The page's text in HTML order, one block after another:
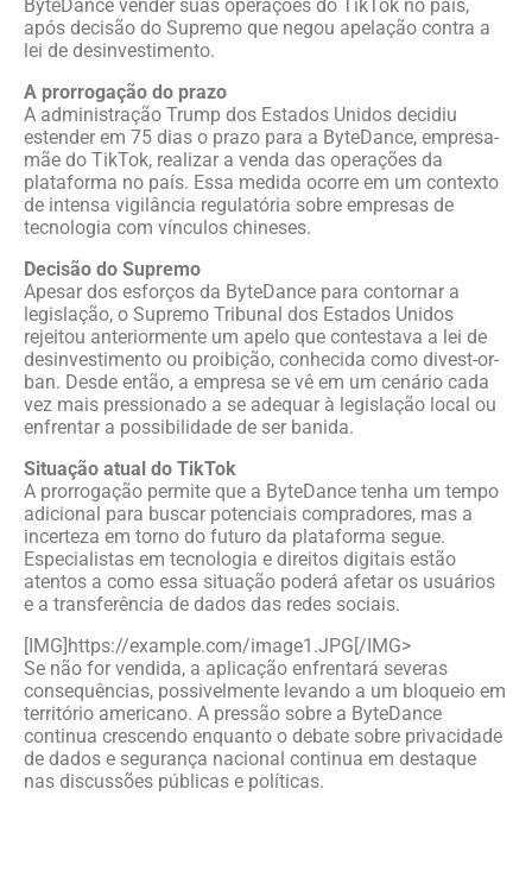
ByteDance vender suas operações do TikTok no país,
após decisão do Supremo que negou apelação contra a
lei de desinvestimento.
A prorrogação do prazo
A administração Trump dos Estados Unidos decidiu
estender em 75 dias o prazo para a ByteDance, empresa-
mãe do TikTok, realizar a venda das operações da
plataforma no país. Essa medida ocorre em um contexto
de intensa vigilância regulatória sobre empresas de
tecnologia com vínculos chineses.
Decisão do Supremo
Apesar dos esforços da ByteDance para contornar a
legislação, o Supremo Tribunal dos Estados Unidos
rejeitou anteriormente um apelo que contestava a lei de
desinvestimento ou proibição, conhecida como divest-or-
ban. Desde então, a empresa se vê em um cenário cada
vez mais pressionado a se adequar à legislação local ou
enfrentar a possibilidade de ser banida.
Situação atual do TikTok
A prorrogação permite que a ByteDance tenha um tempo
adicional para buscar potenciais compradores, mas a
incerteza em torno do futuro da plataforma segue.
Especialistas em tecnologia e direitos digitais estão
atentos a como essa situação poderá afetar os usuários
e a transferência de dados das redes sociais.
[IMG]https://example.com/image1.JPG[/IMG>
Se não for vendida, a aplicação enfrentará severas
consequências, possivelmente levando a um bloqueio em
território americano. A pressão sobre a ByteDance
continua crescendo enquanto o debate sobre privacidade
de dados e segurança nacional continua em destaque
nas discussões públicas e políticas.